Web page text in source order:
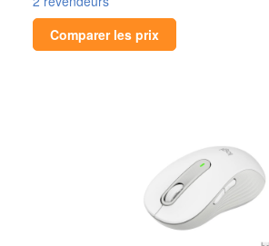
Comparer les prix